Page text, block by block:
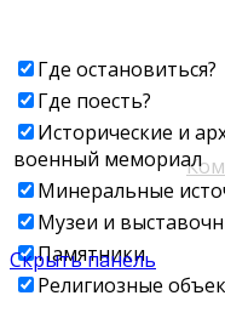
Где остановиться?
Где поесть?
Исторические и
военный мемориал
Минеральные
Музеи и
Памятники
Религиозные
Скрыть панель